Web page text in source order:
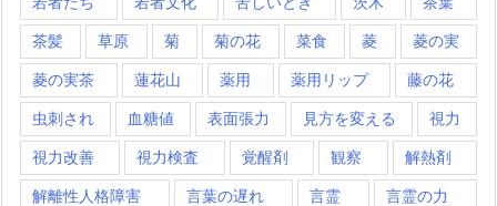
茶髪 草原 菊 菊の花 菜食 菱 菱の実
菱の実茶 蓮花山 薬用 薬用リップ 藤の花
虫刺され 血糖値 表面張力 見方を変える 視力
視力改善 視力検査 覚醒剤 観察 解熱剤
解離性人格障害 言葉の遅れ 言霊 言霊の力